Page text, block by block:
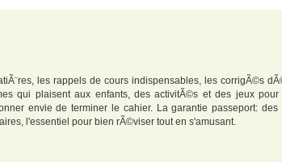
les rappels de cours indispensables, les corrigÃ©s
qui plaisent aux enfants, des activitÃ©s et des jeux pour
envie de terminer le cahier. La garantie passeport: des
l'essentiel pour bien rÃ©viser tout en s'amusant.